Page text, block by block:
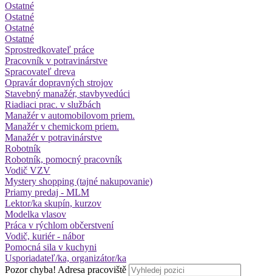
Ostatné
Ostatné
Ostatné
Ostatné
Sprostredkovateľ práce
Pracovník v potravinárstve
Spracovateľ dreva
Opravár dopravných strojov
Stavebný manažér, stavbyvedúci
Riadiaci prac. v službách
Manažér v automobilovom priem.
Manažér v chemickom priem.
Manažér v potravinárstve
Robotník
Robotník, pomocný pracovník
Vodič VZV
Mystery shopping (tajné nakupovanie)
Priamy predaj - MLM
Lektor/ka skupín, kurzov
Modelka vlasov
Práca v rýchlom občerstvení
Vodič, kuriér - nábor
Pomocná sila v kuchyni
Usporiadateľ/ka, organizátor/ka
Pozor chyba! Adresa pracoviště